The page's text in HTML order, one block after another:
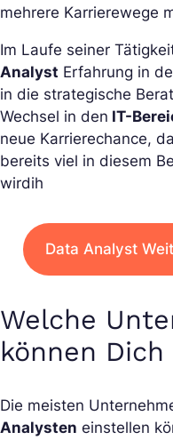
mehrere Karrierewege
Im Laufe seiner
Analyst Erfahrung in
in die strategische
Wechsel in den IT-
neue Karrierechance,
bereits viel in diesem
wirdih
Data Analyst
Welche
können
Die meisten
Analysten einstellen